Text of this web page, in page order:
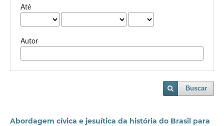
Até
Autor
Buscar
Abordagem cívica e jesuítica da história do Brasil para